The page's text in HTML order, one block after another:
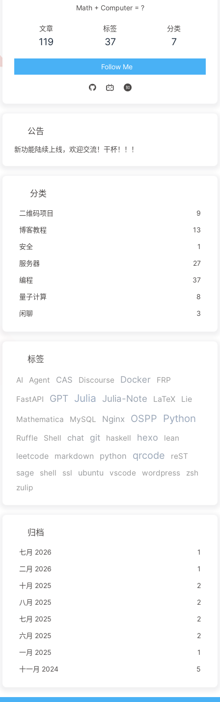
Math + Computer = ?
文章
119
标签
37
分类
7
Follow Me
公告
新功能陆续上线，欢迎交流！干杯！！！
分类
二维码项目
9
博客教程
13
安全
1
服务器
27
编程
37
量子计算
8
闲聊
3
标签
AI Agent CAS Discourse Docker FRP
FastAPI GPT Julia Julia-Note LaTeX Lie
Mathematica MySQL Nginx OSPP Python
Ruffle Shell chat git haskell hexo
lean
leetcode
markdown python qrcode
reST
sage
shell ssl ubuntu vscode wordpress
zsh
zulip
归档
七月 2026
1
二月 2026
1
十月 2025
2
八月 2025
2
七月 2025
2
六月 2025
2
一月 2025
1
十一月 2024
5